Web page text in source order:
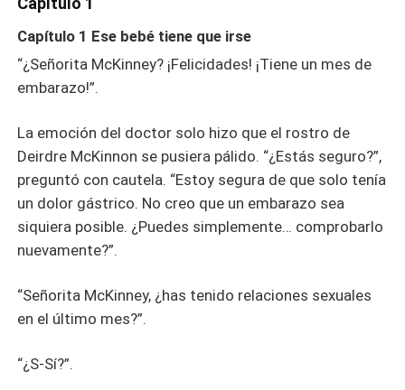
¿Qué debo hacer para que volvamos a los buenos viejos
que tengo!".“Me diste una baratija de cobre hace dos
años. Era una excusa lamentable para un anillo de bodas
y, sin embargo, lo cuidaba como si fuera la joya más
puedas darme valdría ni remotamente la pena. Ni
siquiera tú".
Capítulo 1 Ese bebé tiene que irse
“¿Señorita McKinney? ¡Felicidades! ¡Tiene un mes de
embarazo!”.
La emoción del doctor solo hizo que el rostro de
Deirdre McKinnon se pusiera pálido. “¿Estás seguro?”,
preguntó con cautela. “Estoy segura de que solo tenía
un dolor gástrico. No creo que un embarazo sea
siquiera posible. ¿Puedes simplemente… comprobarlo
nuevamente?”.
“Señorita McKinney, ¿has tenido relaciones sexuales
en el último mes?”.
“¿S-Sí?”.